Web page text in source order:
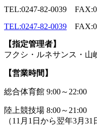
TEL:0247-82-0039
TEL:0247-82-0039
【指定管理者】
フクシ・ルネサンス・山
【営業時間】
総合体育館 9:00～22:00
陸上競技場 8:00～21:00
（11月1日から翌年3月31